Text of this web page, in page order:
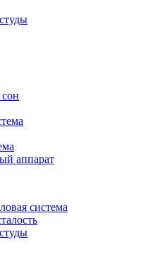
аппарат
система